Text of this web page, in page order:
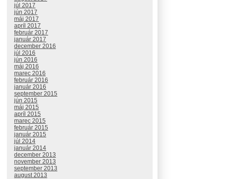
júl 2017
jún 2017
máj 2017
apríl 2017
február 2017
január 2017
december 2016
júl 2016
jún 2016
máj 2016
marec 2016
február 2016
január 2016
september 2015
jún 2015
máj 2015
apríl 2015
marec 2015
február 2015
január 2015
júl 2014
január 2014
december 2013
november 2013
september 2013
august 2013